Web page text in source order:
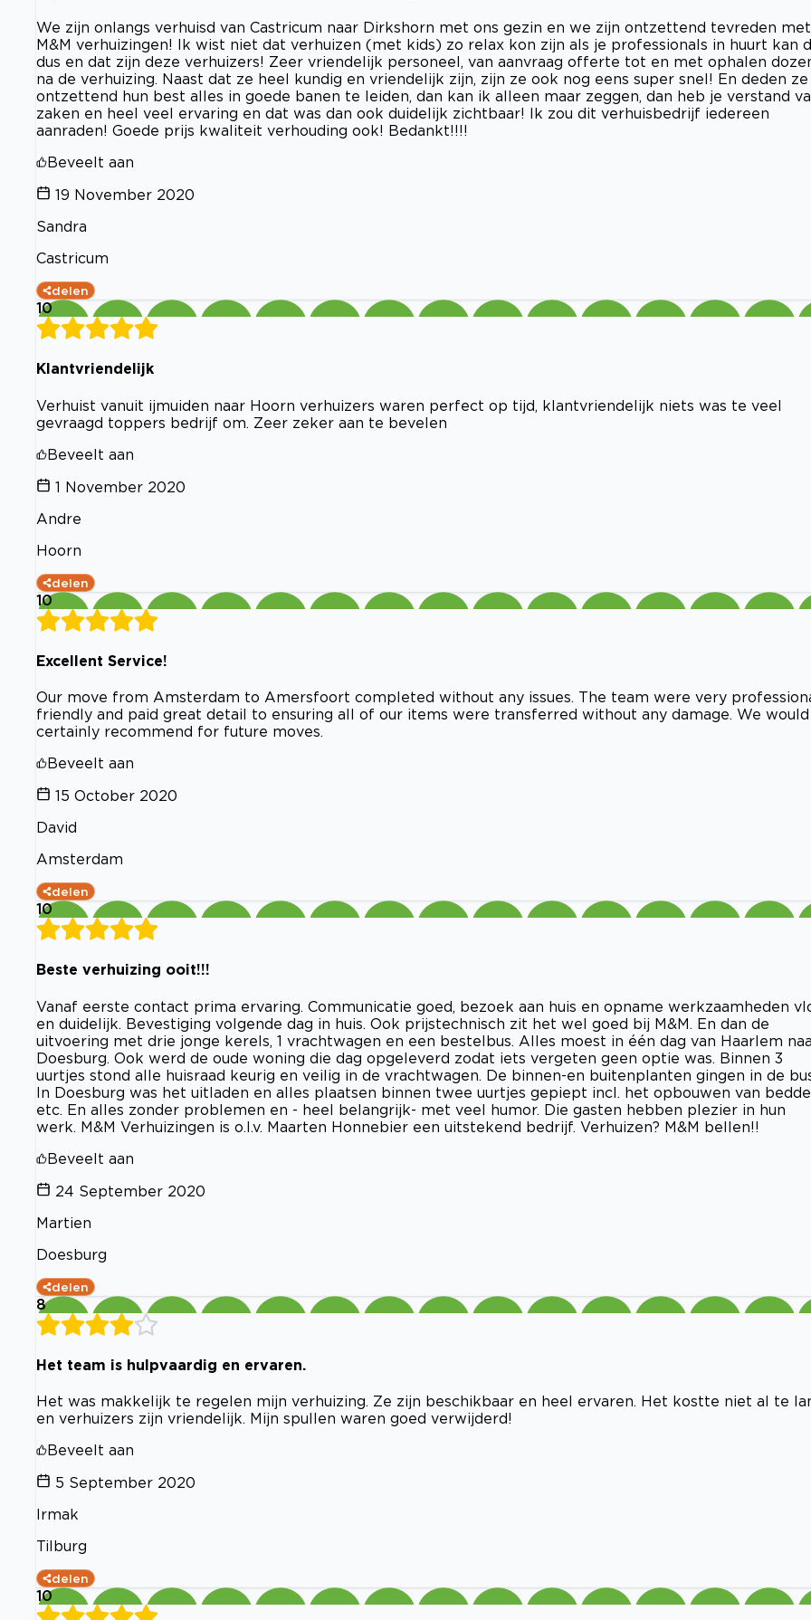
We zijn onlangs verhuisd van Castricum naar Dirkshorn met ons gezin en we zijn ontzettend tevreden met
M&M verhuizingen! Ik wist niet dat verhuizen (met kids) zo relax kon zijn als je professionals in huurt kan
dus en dat zijn deze verhuizers! Zeer vriendelijk personeel, van aanvraag offerte tot en met ophalen
na de verhuizing. Naast dat ze heel kundig en vriendelijk zijn, zijn ze ook nog eens super snel! En deden ze
ontzettend hun best alles in goede banen te leiden, dan kan ik alleen maar zeggen, dan heb je verstand
zaken en heel veel ervaring en dat was dan ook duidelijk zichtbaar! Ik zou dit verhuisbedrijf iedereen
aanraden! Goede prijs kwaliteit verhouding ook! Bedankt!!!!
Beveelt aan
19 November 2020
Sandra
Castricum
delen
10
Klantvriendelijk
Verhuist vanuit ijmuiden naar Hoorn verhuizers waren perfect op tijd, klantvriendelijk niets was te veel
gevraagd toppers bedrijf om. Zeer zeker aan te bevelen
Beveelt aan
1 November 2020
Andre
Hoorn
delen
10
Excellent Service!
Our move from Amsterdam to Amersfoort completed without any issues. The team were very
friendly and paid great detail to ensuring all of our items were transferred without any damage. We would
certainly recommend for future moves.
Beveelt aan
15 October 2020
David
Amsterdam
delen
10
Beste verhuizing ooit!!!
Vanaf eerste contact prima ervaring. Communicatie goed, bezoek aan huis en opname werkzaamheden
en duidelijk. Bevestiging volgende dag in huis. Ook prijstechnisch zit het wel goed bij M&M. En dan de
uitvoering met drie jonge kerels, 1 vrachtwagen en een bestelbus. Alles moest in één dag van Haarlem
Doesburg. Ook werd de oude woning die dag opgeleverd zodat iets vergeten geen optie was. Binnen 3
uurtjes stond alle huisraad keurig en veilig in de vrachtwagen. De binnen-en buitenplanten gingen in de
In Doesburg was het uitladen en alles plaatsen binnen twee uurtjes gepiept incl. het opbouwen van
etc. En alles zonder problemen en - heel belangrijk- met veel humor. Die gasten hebben plezier in hun
werk. M&M Verhuizingen is o.l.v. Maarten Honnebier een uitstekend bedrijf. Verhuizen? M&M bellen!!
Beveelt aan
24 September 2020
Martien
Doesburg
delen
8
Het team is hulpvaardig en ervaren.
Het was makkelijk te regelen mijn verhuizing. Ze zijn beschikbaar en heel ervaren. Het kostte niet al te
en verhuizers zijn vriendelijk. Mijn spullen waren goed verwijderd!
Beveelt aan
5 September 2020
Irmak
Tilburg
delen
10